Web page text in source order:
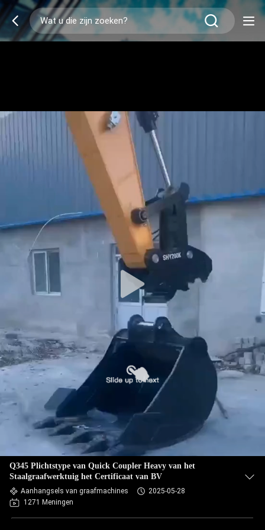
Q345 Plichtstype van Quick Coupler Heavy van het
Staalgraafwerktuig het Certificaat van BV
Aanhangsels van graafmachines
2025-05-28
1271 Meningen